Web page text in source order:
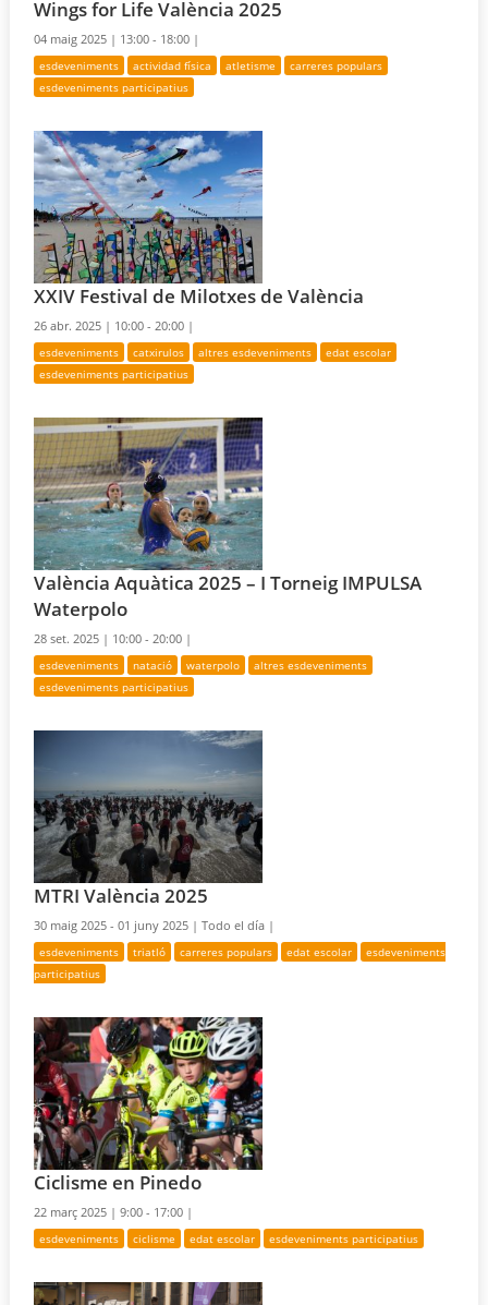
Wings for Life València 2025
04 maig 2025 | 13:00 - 18:00 |
esdeveniments actividad física atletisme
carreres populars
esdeveniments participatius
XXIV Festival de Milotxes de València
26 abr. 2025 | 10:00 - 20:00 |
esdeveniments catxirulos altres esdeveniments
edat escolar
esdeveniments participatius
València Aquàtica 2025 – I Torneig IMPULSA
Waterpolo
28 set. 2025 | 10:00 - 20:00 |
esdeveniments natació waterpolo
altres esdeveniments
esdeveniments participatius
MTRI València 2025
30 maig 2025 - 01 juny 2025 |Todo el día |
esdeveniments triatló carreres populars edat escolar
esdeveniments
participatius
Ciclisme en Pinedo
22 març 2025 |9:00 - 17:00 |
esdeveniments ciclisme edat escolar esdeveniments participatius